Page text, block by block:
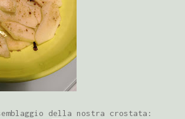
della nostra crostata: